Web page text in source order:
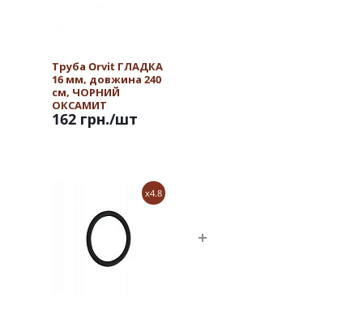
Труба Orvit ГЛАДКА
16 мм, довжина 240
см, ЧОРНИЙ
ОКСАМИТ
162 грн./шт
x4.8